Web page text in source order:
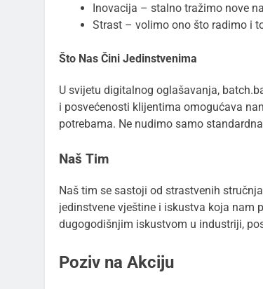
Inovacija – stalno tražimo nove
Strast – volimo ono što radimo i
Što Nas Čini Jedinstvenima
U svijetu digitalnog oglašavanja,
i posvećenosti klijentima omogućava
potrebama. Ne nudimo samo
Naš Tim
Naš tim se sastoji od strastvenih
jedinstvene vještine i iskustva koja nam
dugogodišnjim iskustvom u industriji,
Poziv na Akciju